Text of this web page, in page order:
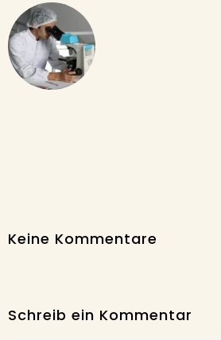
Keine Kommentare
Schreib ein Kommentar